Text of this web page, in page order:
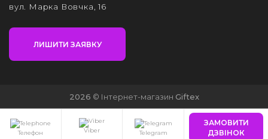
вул. Марка Вовчка, 16
ЛИШИТИ ЗАЯВКУ
2026 © Інтернет-магазин Giftex
Телефон Viber Telegram
ЗАМОВИТИ
ДЗВІНОК